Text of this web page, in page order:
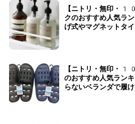
【ニトリ・無印・
クのおすすめ人気ラ
げ式やマグネットタ
【ニトリ・無印・
のおすすめ人気ラン
らないベランダで履